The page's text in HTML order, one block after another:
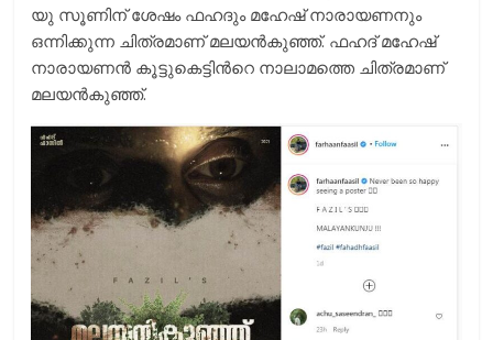
യു സൂണിന് ശേഷം ഫഹദും മഹേഷ് നാരായണനും
ഒന്നിക്കുന്ന ചിത്രമാണ് മലയൻകുഞ്ഞ്. ഫഹദ് മഹേഷ്
നാരായണന്‍ കൂട്ടുകെട്ടിന്‍റെ നാലാമത്തെ ചിത്രമാണ്
മലയൻകുഞ്ഞ്.